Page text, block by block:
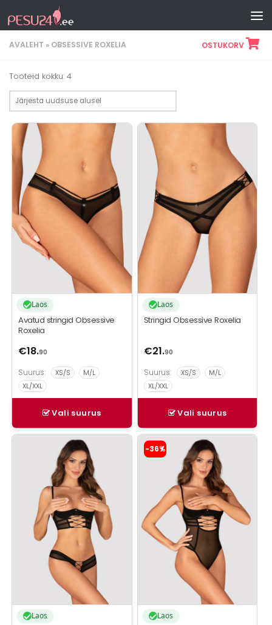
Skip to content
AVALEHT » OBSESSIVE ROXELIA OSTUKORV
Tooteid kokku: 4Sorditud
uusimate
järgi
Laos
Avatud stringid Obsessive
Roxelia
€18.90
Suurus: XS/S
M/L
XL/XXL
Vali suurus
Sellel
tootel
on
mitu
varianti.
Valikuid
saab
teha
tootelehel.
Laos
Stringid Obsessive Roxelia
€21.90
Suurus: XS/S
M/L
XL/XXL
Vali suurus
Sellel
tootel
varianti.
Valikuid
saab
teha
tootelehel.
Laos
Sellel
varianti.
Valikuid
tootelehel.
-36%
Laos
Sellel
tootel
varianti.
Valikuid
saab
teha
tootelehel.